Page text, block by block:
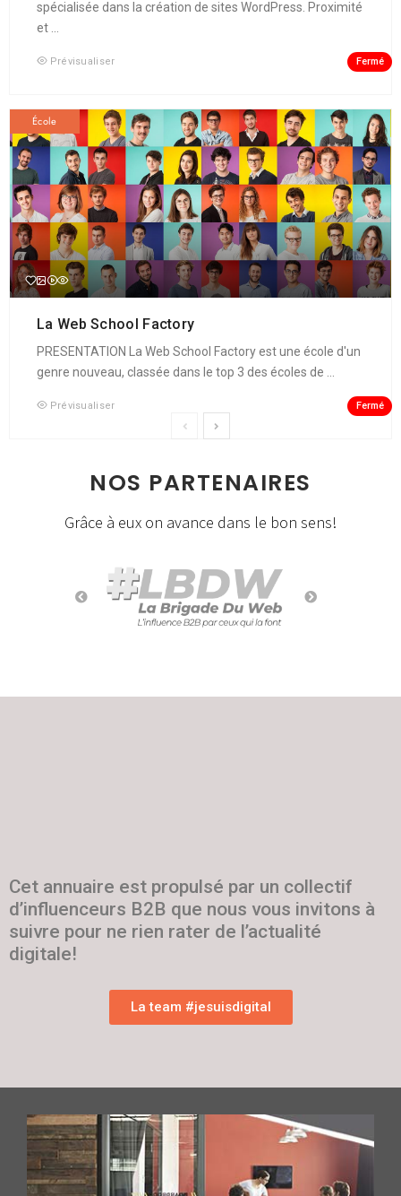
spécialisée dans la création de sites WordPress. Proximité
et ...
Prévisualiser Fermé
École
La Web School Factory
PRESENTATION La Web School Factory est une école d'un
genre nouveau, classée dans le top 3 des écoles de ...
Prévisualiser Fermé
NOS PARTENAIRES
Grâce à eux on avance dans le bon sens!
Cet annuaire est propulsé par un collectif
d’influenceurs B2B que nous vous invitons à
suivre pour ne rien rater de l’actualité
digitale!
La team #jesuisdigital